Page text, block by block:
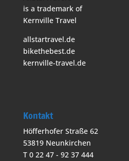
is a trademark of
Kernville Travel
allstartravel.de
bikethebest.de
kernville-travel.de
Kontakt
Höfferhofer Straße 62
53819 Neunkirchen
T 0 22 47 - 92 37 444